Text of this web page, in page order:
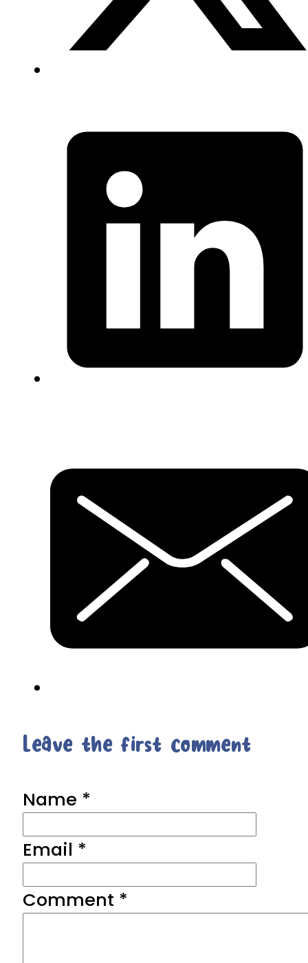
Leave the first comment
Name *
Email *
Comment *